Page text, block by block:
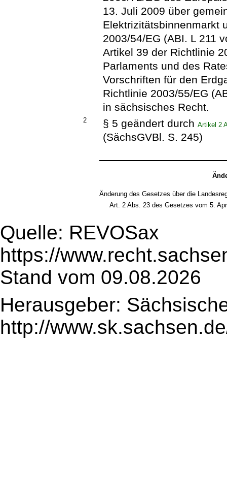
13. Juli 2009 über
Elektrizitätsbinnenmarkt
2003/54/EG (ABI. L 211
Artikel 39 der Richtlinie
Parlaments und des
Vorschriften für den
Richtlinie 2003/55/EG
in sächsisches Recht.
2 § 5 geändert durch Artikel 2
(SächsGVBl. S. 245)
Änderung des Gesetzes über die
Art. 2 Abs. 23 des Gesetzes vom 5.
Quelle: REVOSax
https://
Stand vom 09.08.2026
Herausgeber:
http://